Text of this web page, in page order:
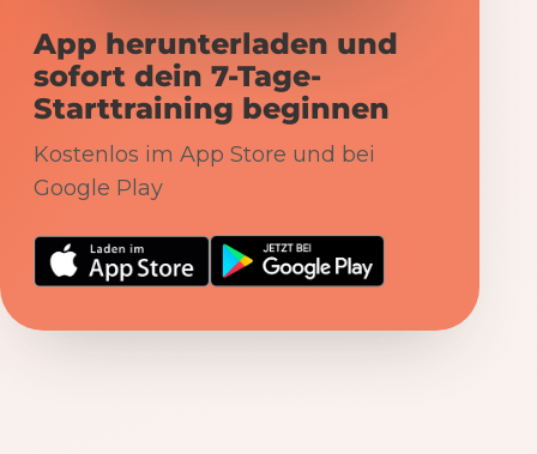
App herunterladen und
sofort dein 7-Tage-
Starttraining beginnen
Kostenlos im App Store und bei
Google Play